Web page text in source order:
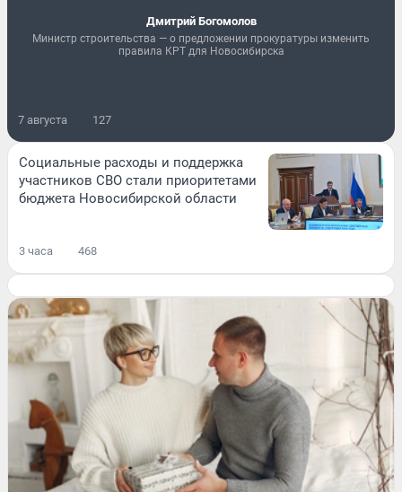
Дмитрий Богомолов
Министр строительства — о предложении прокуратуры изменить
правила КРТ для Новосибирска
7 августа 127
Социальные расходы и поддержка
участников СВО стали приоритетами
бюджета Новосибирской области
3 часа 468